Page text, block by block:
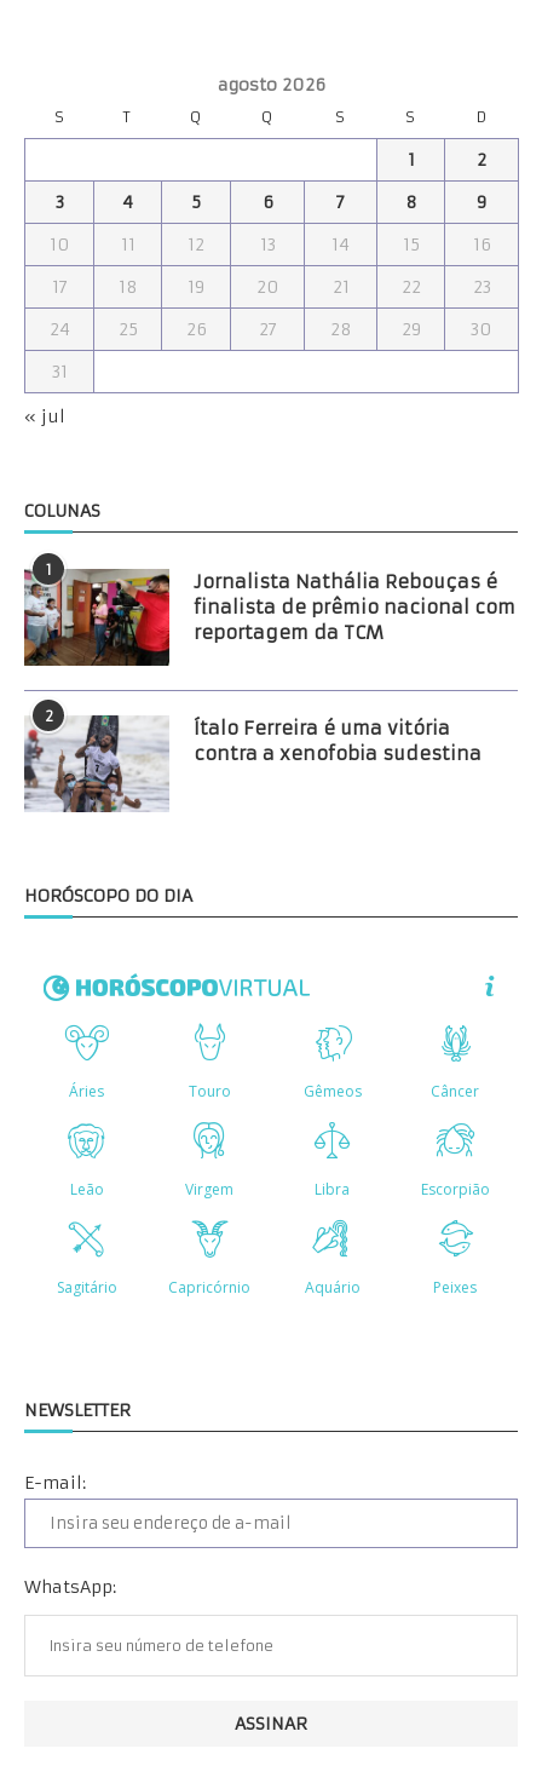
agosto 2026
S T Q Q S S D
1
2
3
4 5 6 7 8
9
10
11 12 13 14 15
16
17
18 19 20 21 22
23
24
25 26 27 28 29
30
31
« jul
COLUNAS
1
Jornalista Nathália Rebouças é
finalista de prêmio nacional com
reportagem da TCM
2
Ítalo Ferreira é uma vitória
contra a xenofobia sudestina
HORÓSCOPO DO DIA
NEWSLETTER
E-mail:
WhatsApp: